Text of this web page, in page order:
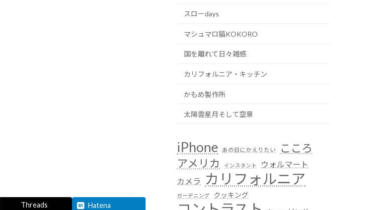
Threads Hatena
スローdays
マシュマロ猫KOKORO
国を離れて日々雑感
カリフォルニア・キッチン
かもめ製作所
太陽雲星月そして空景
iPhone あの日にかえりたい
こころ
アメリカ
インスタント
ウォルマート
カメラ
カリフォルニア
ガーデニング クッキング